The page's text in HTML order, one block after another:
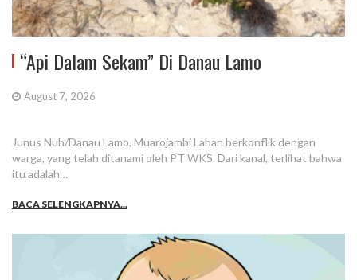
“Api Dalam Sekam” Di Danau Lamo
August 7, 2026
Junus Nuh/Danau Lamo, Muarojambi Lahan berkonflik dengan
warga, yang telah ditanami oleh PT WKS. Dari kanal, terlihat bahwa
itu adalah…
BACA SELENGKAPNYA...